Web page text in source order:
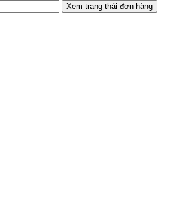
Xem trạng thái đơn hàng